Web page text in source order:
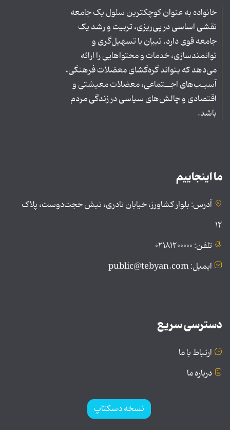
خانواده به عنوان کوچکترین سلول یک جامعه
نقشی اساسی در پی‌ریزی، تربیت و رشد یک
جامعه قوی دارد. تبیان با تسهیل‌گری و
توانمندسازی، خدمات و محتواهایی را ارائه
می‌دهد که بتواند گره‌گشای معضلات فرهنگی،
آسیـب‌های اجــتماعی، معضلات معیشتی و
اقتصادی و چالش‌های سیاسی در زندگی مردم
باشد.
ما اینجاییم
آدرس: بلوار کشاورز، خیابان نادری، نبش حجت‌دوست، پلاک
۱۲
تلفن: ۰۲۱۸۱۲۰۰۰۰۰
ایمیل: public@tebyan.com
دسترسی سریع
ارتباط با ما
درباره ما
نسخه دسکتاپ